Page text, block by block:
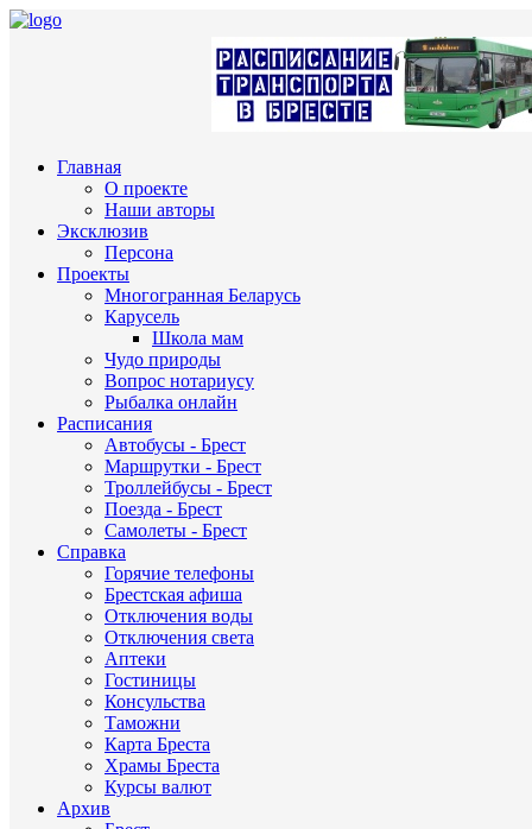
Главная
О проекте
Наши авторы
Эксклюзив
Персона
Проекты
Многогранная Беларусь
Карусель
Школа мам
Чудо природы
Вопрос нотариусу
Рыбалка онлайн
Расписания
Автобусы - Брест
Маршрутки - Брест
Троллейбусы - Брест
Поезда - Брест
Самолеты - Брест
Справка
Горячие телефоны
Брестская афиша
Отключения воды
Отключения света
Аптеки
Гостиницы
Консульства
Таможни
Карта Бреста
Храмы Бреста
Курсы валют
Архив